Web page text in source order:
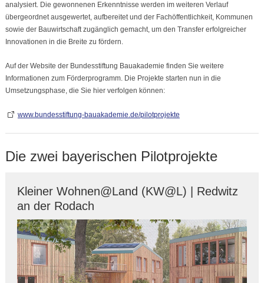
analysiert. Die gewonnenen Erkenntnisse werden im weiteren Verlauf
übergeordnet ausgewertet, aufbereitet und der Fachöffentlichkeit, Kommunen
sowie der Bauwirtschaft zugänglich gemacht, um den Transfer erfolgreicher
Innovationen in die Breite zu fördern.
Auf der Website der Bundesstiftung Bauakademie finden Sie weitere
Informationen zum Förderprogramm. Die Projekte starten nun in die
Umsetzungsphase, die Sie hier verfolgen können:
www.bundesstiftung-bauakademie.de/pilotprojekte
Die zwei bayerischen Pilotprojekte
Kleiner Wohnen@Land (KW@L) | Redwitz
an der Rodach